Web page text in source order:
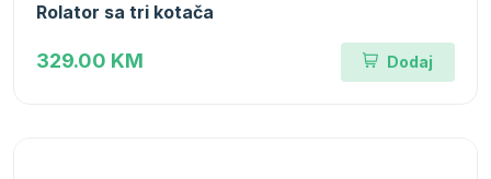
Rolator sa tri kotača
329.00 KM Dodaj